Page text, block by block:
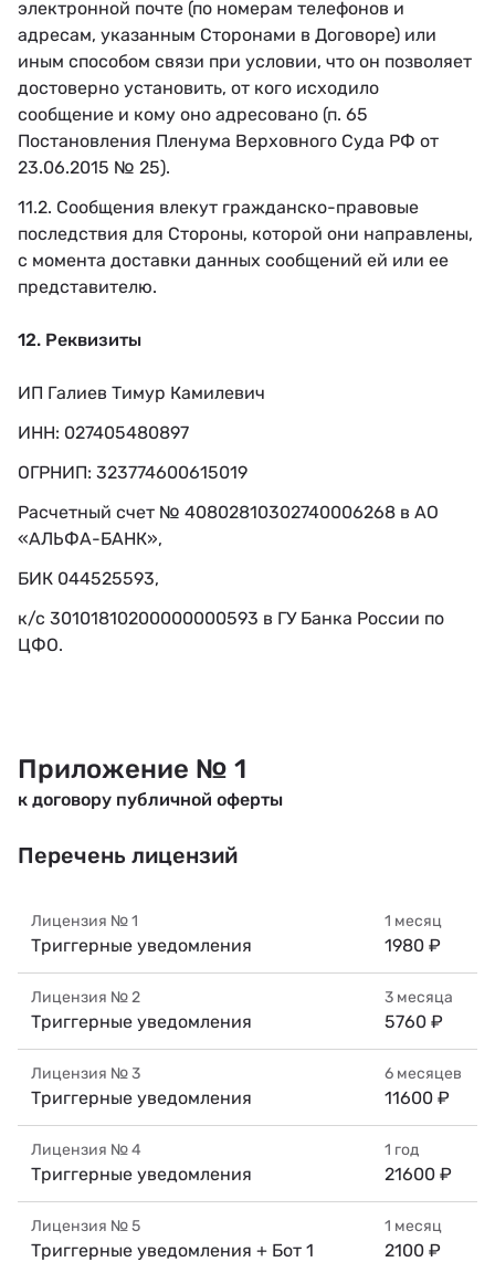
электронной почте (по номерам телефонов и
адресам, указанным Сторонами в Договоре) или
иным способом связи при условии, что он позволяет
достоверно установить, от кого исходило
сообщение и кому оно адресовано (п. 65
Постановления Пленума Верховного Суда РФ от
23.06.2015 № 25).
11.2. Сообщения влекут гражданско-правовые
последствия для Стороны, которой они направлены,
с момента доставки данных сообщений ей или ее
представителю.
12. Реквизиты
ИП Галиев Тимур Камилевич
ИНН: 027405480897
ОГРНИП: 323774600615019
Расчетный счет № 40802810302740006268 в АО
«АЛЬФА-БАНК»,
БИК 044525593,
к/с 30101810200000000593 в ГУ Банка России по
ЦФО.
Приложение № 1
к договору публичной оферты
Перечень лицензий
Лицензия №1
Триггерные уведомления 1980 ₽
1 месяц
Лицензия №2
Триггерные уведомления 5760 ₽
3 месяца
Лицензия №3
Триггерные уведомления 11600 ₽
6 месяцев
Лицензия №4
Триггерные уведомления 21600 ₽
1 год
Лицензия №5
Триггерные уведомления + Бот 1 2100 ₽
1 месяц